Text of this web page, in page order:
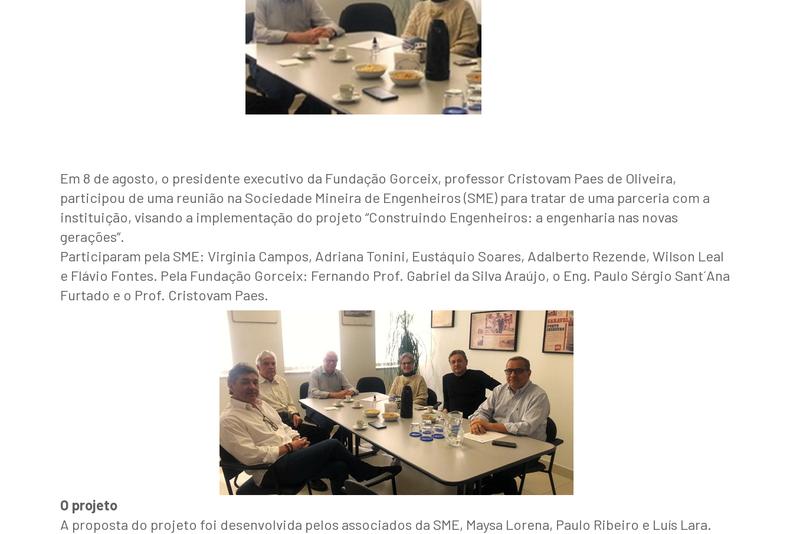
Em 8 de agosto, o presidente executivo da Fundação Gorceix, professor Cristovam Paes de Oliveira,
participou de uma reunião na Sociedade Mineira de Engenheiros (SME) para tratar de uma parceria com a
instituição, visando a implementação do projeto “Construindo Engenheiros: a engenharia nas novas
gerações”.
Participaram pela SME: Virginia Campos, Adriana Tonini, Eustáquio Soares, Adalberto Rezende, Wilson Leal
e Flávio Fontes. Pela Fundação Gorceix: Fernando Prof. Gabriel da Silva Araújo, o Eng. Paulo Sérgio Sant´Ana
Furtado e o Prof. Cristovam Paes.
O projeto
A proposta do projeto foi desenvolvida pelos associados da SME, Maysa Lorena, Paulo Ribeiro e Luís Lara.